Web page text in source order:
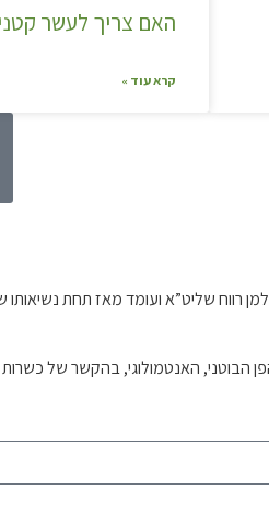
האם צריך לעשר
קרא עוד »
רווח שליט”א ועומד מאז תחת
הבוטני, האנטמולוגי, בהקשר של